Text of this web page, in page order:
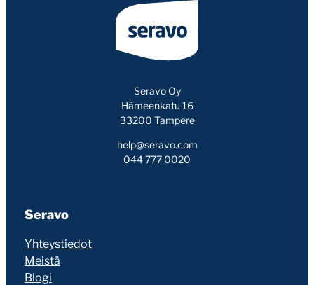
Seravo Oy
Hämeenkatu 16
33200 Tampere
help@seravo.com
044 777 0020
Seravo
Yhteystiedot
Meistä
Blogi